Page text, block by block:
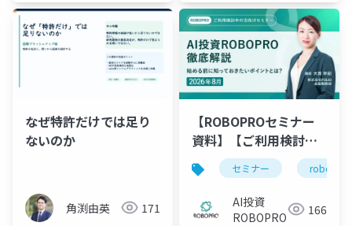
なぜ特許だけでは足り
ないのか
角渕由英 171
【ROBOPROセミナー
資料】【ご利用検討中
の方向け】AI投資
ROBOPRO徹底解説～
始める前に知っておき
たいポイントとは？～
セミナー robopro
AI投資
ROBOPRO
166